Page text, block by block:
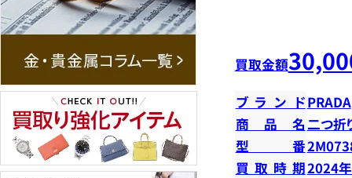
買取金額
ブランドPRADA
商品名二つ折
型番
買取時期2024